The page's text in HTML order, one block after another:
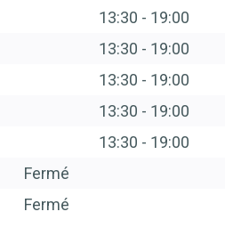
13:30 - 19:00
13:30 - 19:00
13:30 - 19:00
13:30 - 19:00
13:30 - 19:00
Fermé
Fermé